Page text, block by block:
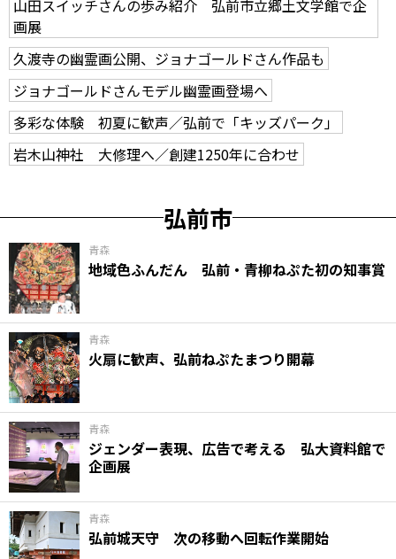
山田スイッチさんの歩み紹介 弘前市立郷土文学館で企
画展
久渡寺の幽霊画公開、ジョナゴールドさん作品も
ジョナゴールドさんモデル幽霊画登場へ
多彩な体験 初夏に歓声／弘前で「キッズパーク」
岩木山神社 大修理へ／創建1250年に合わせ
弘前市
青森
地域色ふんだん 弘前・青柳ねぷた初の知事賞
青森
火扇に歓声、弘前ねぷたまつり開幕
青森
ジェンダー表現、広告で考える 弘大資料館で
企画展
青森
弘前城天守 次の移動へ回転作業開始